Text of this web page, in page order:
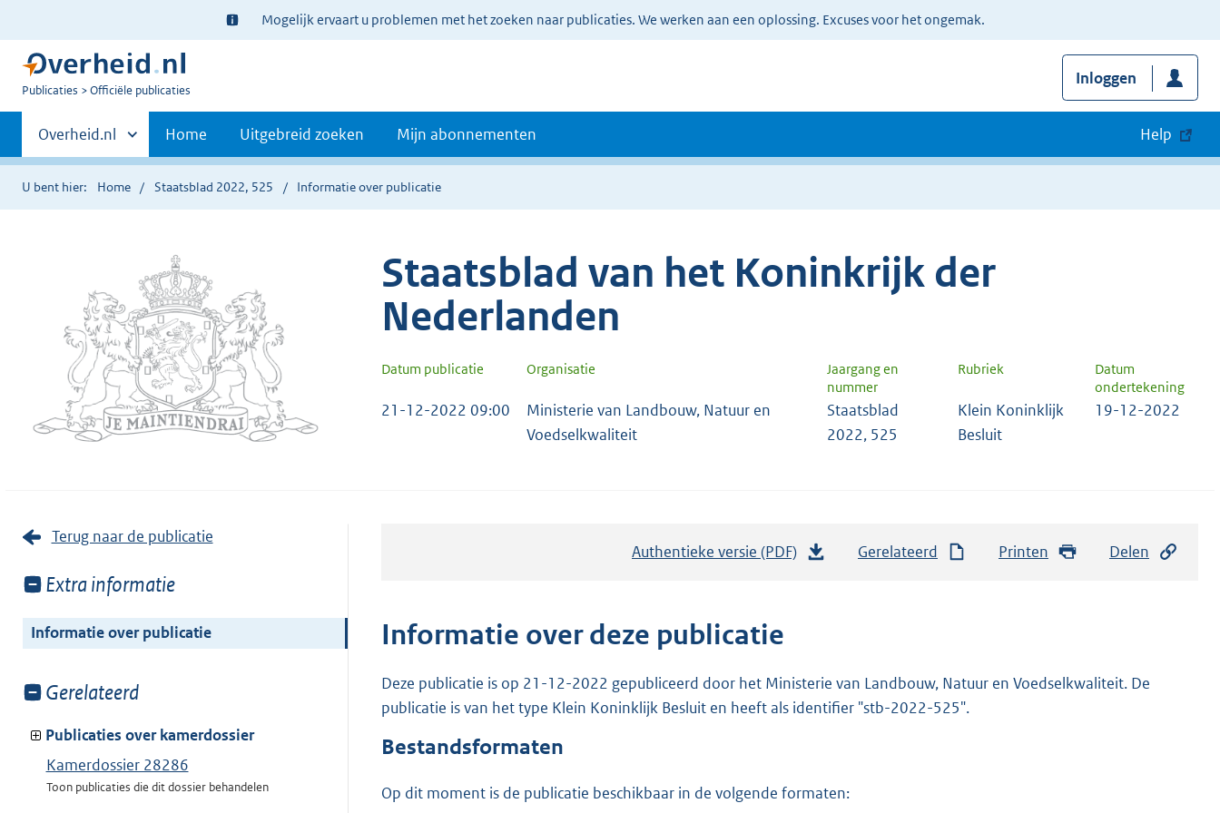
Ter
informatie:
Mogelijk ervaart u problemen met het zoeken naar publicaties. We werken aan een oplossing. Excuses voor het ongemak.
U
Publicaties Officiële publicaties
Inloggen
Primaire
navigatie
Andere
sites
binnen
Overheid.nl Home Uitgebreid zoeken Mijn abonnementen Help
U bent hier: Home Staatsblad 2022, 525 Informatie over publicatie
Staatsblad van het Koninkrijk der
Nederlanden
Datum publicatie Organisatie
Jaargang en
nummer
Rubriek
Datum
ondertekening
21-12-2022 09:00
Ministerie van Landbouw, Natuur en
Voedselkwaliteit
Staatsblad
2022, 525
Klein Koninklijk
Besluit
19-12-2022
Terug naar de publicatie
Toon
van:
Extra informatie
Informatie over publicatie
Toon
van:
Gerelateerd
Publicaties over kamerdossier
Kamerdossier 28286
Toon publicaties die dit dossier behandelen
Authentieke versie (PDF)
n
d
o
Gerelateerd Printen Delen
Informatie over deze publicatie
Deze publicatie is op 21-12-2022 gepubliceerd door het Ministerie van Landbouw, Natuur en Voedselkwaliteit. De
publicatie is van het type Klein Koninklijk Besluit en heeft als identifier "stb-2022-525".
Bestandsformaten
Op dit moment is de publicatie beschikbaar in de volgende formaten: